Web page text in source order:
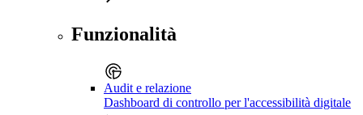
Funzionalità
Audit e relazione
Dashboard di controllo per l'accessibilità digitale